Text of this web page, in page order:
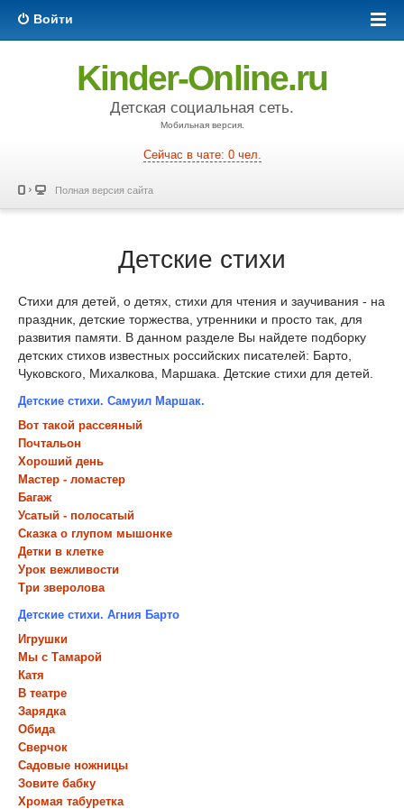
Войти
Kinder-Online.ru
Детская социальная сеть.
Мобильная версия.
Сейчас в чате: 0 чел.
Полная версия сайта
Детские стихи
Стихи для детей, о детях, стихи для чтения и заучивания - на
праздник, детские торжества, утренники и просто так, для
развития памяти. В данном разделе Вы найдете подборку
детских стихов известных российских писателей: Барто,
Чуковского, Михалкова, Маршака. Детские стихи для детей.
Детские стихи. Самуил Маршак.
Вот такой рассеяный
Почтальон
Хороший день
Мастер - ломастер
Багаж
Усатый - полосатый
Сказка о глупом мышонке
Детки в клетке
Урок вежливости
Три зверолова
Детские стихи. Агния Барто
Игрушки
Мы с Тамарой
Катя
В театре
Зарядка
Обида
Сверчок
Садовые ножницы
Зовите бабку
Хромая табуретка